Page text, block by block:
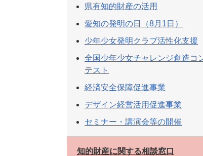
県有知的財産の活用
愛知の発明の日（8月1日）
少年少女発明クラブ活性化支援
全国少年少女チャレンジ創造コ
テスト
経済安全保障促進事業
デザイン経営活用促進事業
セミナー・講演会等の開催
知的財産に関する相談窓口